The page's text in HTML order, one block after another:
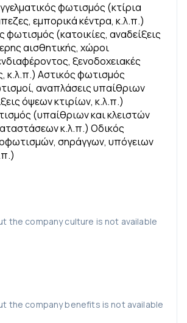
φωτισμός (κτίρια
εμπορικά κέντρα, κ.λ.π.)
φωτισμός (κατοικίες, αναδείξεις
αισθητικής, χώροι
ξενοδοχειακές
κ.λ.π.) Αστικός φωτισμός
αναπλάσεις υπαίθριων
όψεων κτιρίων, κ.λ.π.)
(υπαίθριων και κλειστών
κ.λ.π.) Οδικός
σηράγγων, υπόγειων
the company culture is not available
the company benefits is not available